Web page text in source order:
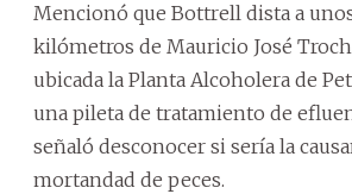
Mencionó que Bottrell dista a
kilómetros de Mauricio José
ubicada la Planta Alcoholera de
una pileta de tratamiento de
señaló desconocer si sería la
mortandad de peces.